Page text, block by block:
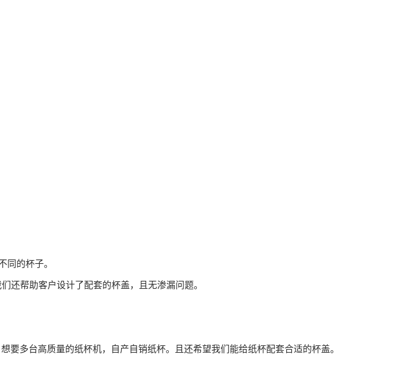
的杯子。
还帮助客户设计了配套的杯盖，且无渗漏问题。
多台高质量的纸杯机，自产自销纸杯。且还希望我们能给纸杯配套合适的杯盖。